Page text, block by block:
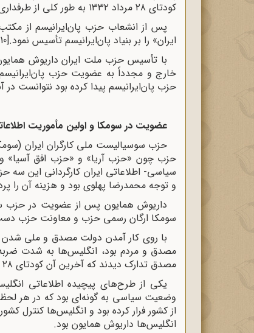
کودتای ۲۸ مرداد ۱۳۳۲ به طور کلی از طرفداری مصدق خودداری نمود.
پس از انشعاب حزب پان‌ایرانیسم از
ایران» را بر بنیاد پان‌ایرانیسم تأسیس نمود.[10]
با تأسیس حزب ملت ایران داریوش
خارج و مجدداً به عضویت حزب پان‌ایرانیسم
حزب پان‌ایرانیسم پیدا کرده بود نتوانست در آنجا باقی بماند
عضویت در سومکا و اولین مأموریت
حزب سوسیالیست ملی کارگران ایران (سومکا) در سال ۱۳۳۰ به رهبری داود
حزب چون «حزب آریا» و «حزب افق آسیا»
سیاسی- اطلاعاتی ایران کارگردانی این سه
و توجه محمدرضا پهلوی بود و هزینه آن را
داریوش همایون پس از عضویت در حزب
سومکا ارگان رسمی حزب و معاونت حزب
با روی کار آمدن دولت مصدق و ملی شدن
مصدق و مردم بود، انگلیس‌ها به شدت
مصدق تدارک دیدند که آخرین آن کودتای ۲۸ مرداد بود و با کمک آمریکا به انجام رسید.
یکی از طرح‌های پیچیده اطلاعاتی
وضعیت سیاسی به گونه‌ای بود که در هر
از کشور فرار کرده بود و انگلیس‌ها کنترل
انگلیس‌ها داریوش همایون بود.